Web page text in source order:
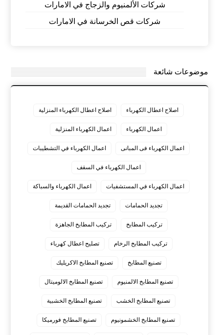
شركات الألمنيوم والزجاج في الامارات
شركات قص الخرسانة في الامارات
موضوعات شائعة
اصلاح اعطال الكهرباء اصلاح اعطال الكهرباء المنزلية
اعمال الكهرباء اعمال الكهرباء المنزلية
اعمال الكهرباء فى المبانى اعمال الكهرباء في التشطيبات
اعمال الكهرباء في السقف
اعمال الكهرباء في المستشفيات اعمال الكهرباء والسباكة
تجديد الحمامات تجديد الحمامات القديمة
تركيب المطابخ تركيب المطابخ الجاهزة
تركيب المطابخ الرخام تصليح اعطال كهرباء
تصنيع المطابخ تصنيع المطابخ الاكريليك
تصنيع المطابخ الالمنيوم تصنيع المطابخ الالوميتال
تصنيع المطابخ الخشب تصنيع المطابخ الخشبية
تصنيع المطابخ الخشمونيوم تصنيع المطابخ فورميكا